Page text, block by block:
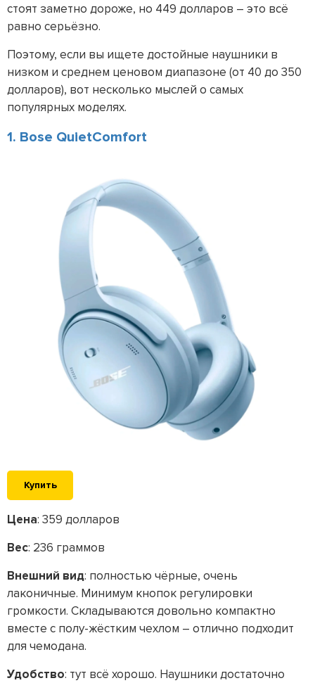
стоят заметно дороже, но 449 долларов – это всё
равно серьёзно.
Поэтому, если вы ищете достойные наушники в
низком и среднем ценовом диапазоне (от 40 до 350
долларов), вот несколько мыслей о самых
популярных моделях.
1. Bose QuietComfort
Купить
Цена: 359 долларов
Вес: 236 граммов
Внешний вид: полностью чёрные, очень
лаконичные. Минимум кнопок регулировки
громкости. Складываются довольно компактно
вместе с полу-жёстким чехлом – отлично подходит
для чемодана.
Удобство: тут всё хорошо. Наушники достаточно